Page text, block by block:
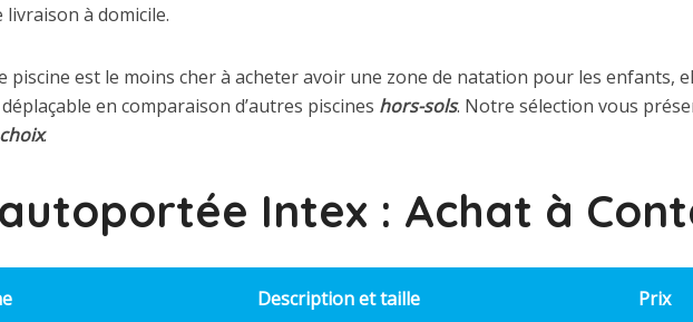
à domicile.
piscine est le moins cher à acheter avoir une zone de natation pour les enfants,
en comparaison d’autres piscines hors-sols. Notre sélection vous
choix.
Intex : Achat à
Description et taille Prix